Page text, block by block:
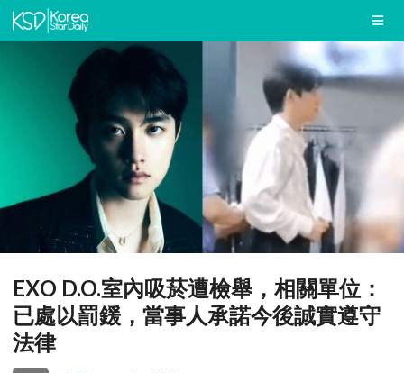
EXO D.O.室內吸菸遭檢舉，相關單位：
已處以罰鍰，當事人承諾今後誠實遵守
法律